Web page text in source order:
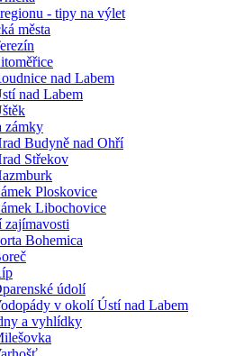
- tipy na výlet
města
nad Labem
nad Labem
zámky
Budyně nad Ohří
Střekov
Ploskovice
Libochovice
zajímavosti
Bohemica
údolí
v okolí Ústí nad Labem
a vyhlídky